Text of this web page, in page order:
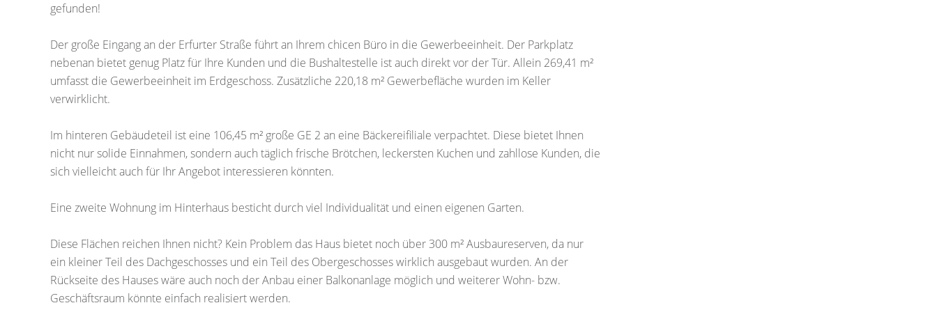
gefunden!
Der große Eingang an der Erfurter Straße führt an Ihrem chicen Büro in die Gewerbeeinheit. Der Parkplatz
nebenan bietet genug Platz für Ihre Kunden und die Bushaltestelle ist auch direkt vor der Tür. Allein 269,41 m²
umfasst die Gewerbeeinheit im Erdgeschoss. Zusätzliche 220,18 m² Gewerbefläche wurden im Keller
verwirklicht.
Im hinteren Gebäudeteil ist eine 106,45 m² große GE 2 an eine Bäckereifiliale verpachtet. Diese bietet Ihnen
nicht nur solide Einnahmen, sondern auch täglich frische Brötchen, leckersten Kuchen und zahllose Kunden, die
sich vielleicht auch für Ihr Angebot interessieren könnten.
Eine zweite Wohnung im Hinterhaus besticht durch viel Individualität und einen eigenen Garten.
Diese Flächen reichen Ihnen nicht? Kein Problem das Haus bietet noch über 300 m² Ausbaureserven, da nur
ein kleiner Teil des Dachgeschosses und ein Teil des Obergeschosses wirklich ausgebaut wurden. An der
Rückseite des Hauses wäre auch noch der Anbau einer Balkonanlage möglich und weiterer Wohn- bzw.
Geschäftsraum könnte einfach realisiert werden.